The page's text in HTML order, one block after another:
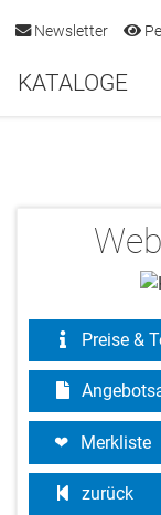
Newsletter
KATALOGE
Preise &
Merkliste
zurück